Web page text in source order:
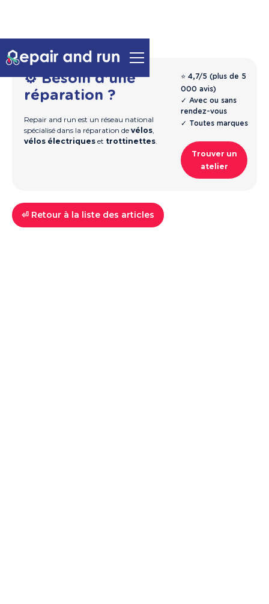
⚙️ Besoin d'une
réparation ?
Repair and run est un réseau national
spécialisé dans la réparation de vélos,
vélos électriques et trottinettes.
⭐ 4,7/5 (plus de 5
000 avis)
✓ Avec ou sans
rendez-vous
✓ Toutes marques
Trouver un
atelier
⏎ Retour à la liste des articles